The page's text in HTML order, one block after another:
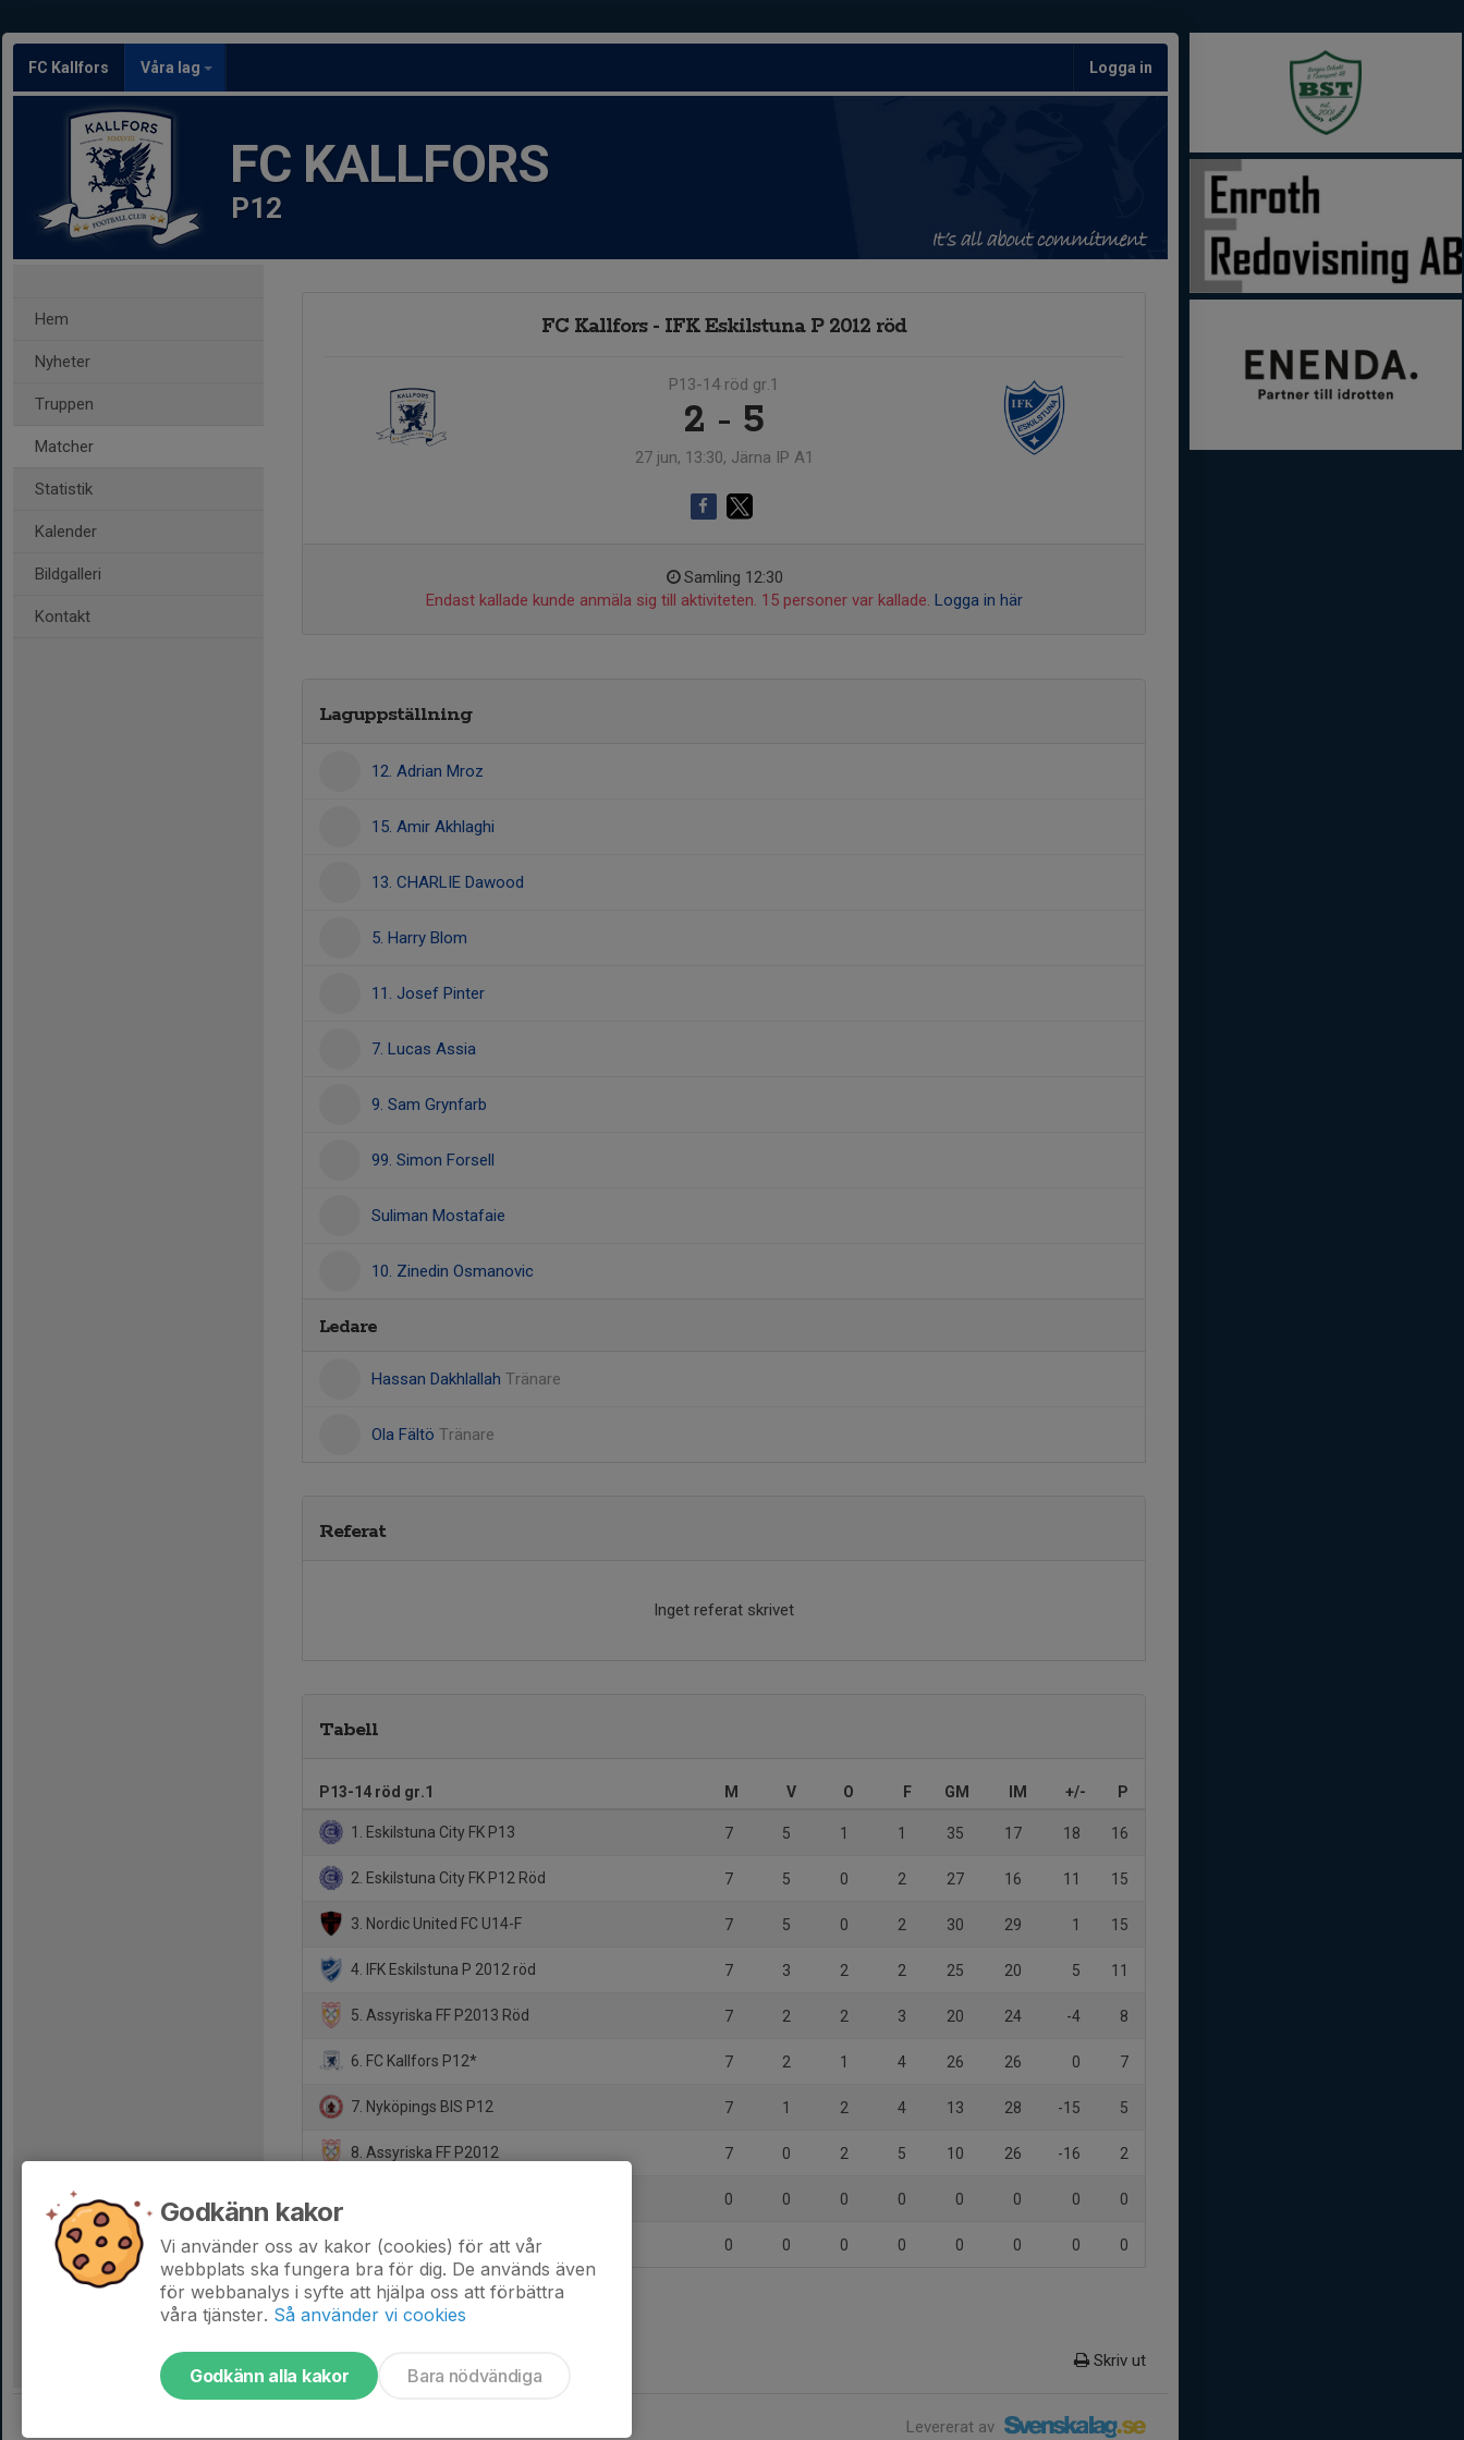
FC Kallfors Våra lag Logga in
FC KALLFORS
P12
Hem
Nyheter
Truppen
Matcher
Statistik
Kalender
Bildgalleri
Kontakt
FC Kallfors - IFK Eskilstuna P 2012 röd
P13-14 röd gr.1
2 - 5
27 jun, 13:30, Järna IP A1
Samling 12:30
Endast kallade kunde anmäla sig till aktiviteten. 15 personer var kallade. Logga in här
Laguppställning
12. Adrian Mroz
15. Amir Akhlaghi
13. CHARLIE Dawood
5. Harry Blom
11. Josef Pinter
7. Lucas Assia
9. Sam Grynfarb
99. Simon Forsell
Suliman Mostafaie
10. Zinedin Osmanovic
Ledare
Hassan Dakhlallah Tränare
Ola Fältö Tränare
Referat
Inget referat skrivet
Tabell
P13-14 röd gr.1 M V O F GM IM +/- P
1. Eskilstuna City FK P13 7 5 1 1 35 17 18 16
2. Eskilstuna City FK P12 Röd 7 5 0 2 27 16 11 15
3. Nordic United FC U14-F 7 5 0 2 30 29 1 15
4. IFK Eskilstuna P 2012 röd 7 3 2 2 25 20 5 11
5. Assyriska FF P2013 Röd 7 2 2 3 20 24 -4 8
6. FC Kallfors P12* 7 2 1 4 26 26 0 7
7. Nyköpings BIS P12 7 1 2 4 13 28 -15 5
8. Assyriska FF P2012 7 0 2 5 10 26 -16 2
0 0 0 0 0 0 0 0
10. Södertälje FK U14 A 0 0 0 0 0 0 0 0
Skriv ut
Levererat av
Godkänn kakor
Vi använder oss av kakor (cookies) för att vår
webbplats ska fungera bra för dig. De används även
för webbanalys i syfte att hjälpa oss att förbättra
våra tjänster. Så använder vi cookies
Godkänn alla kakor Bara nödvändiga